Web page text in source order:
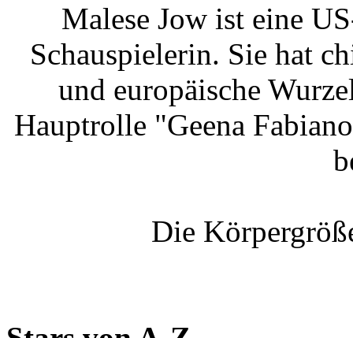
Malese Jow ist eine
Schauspielerin. Sie hat
und europäische
Hauptrolle "Geena
Die